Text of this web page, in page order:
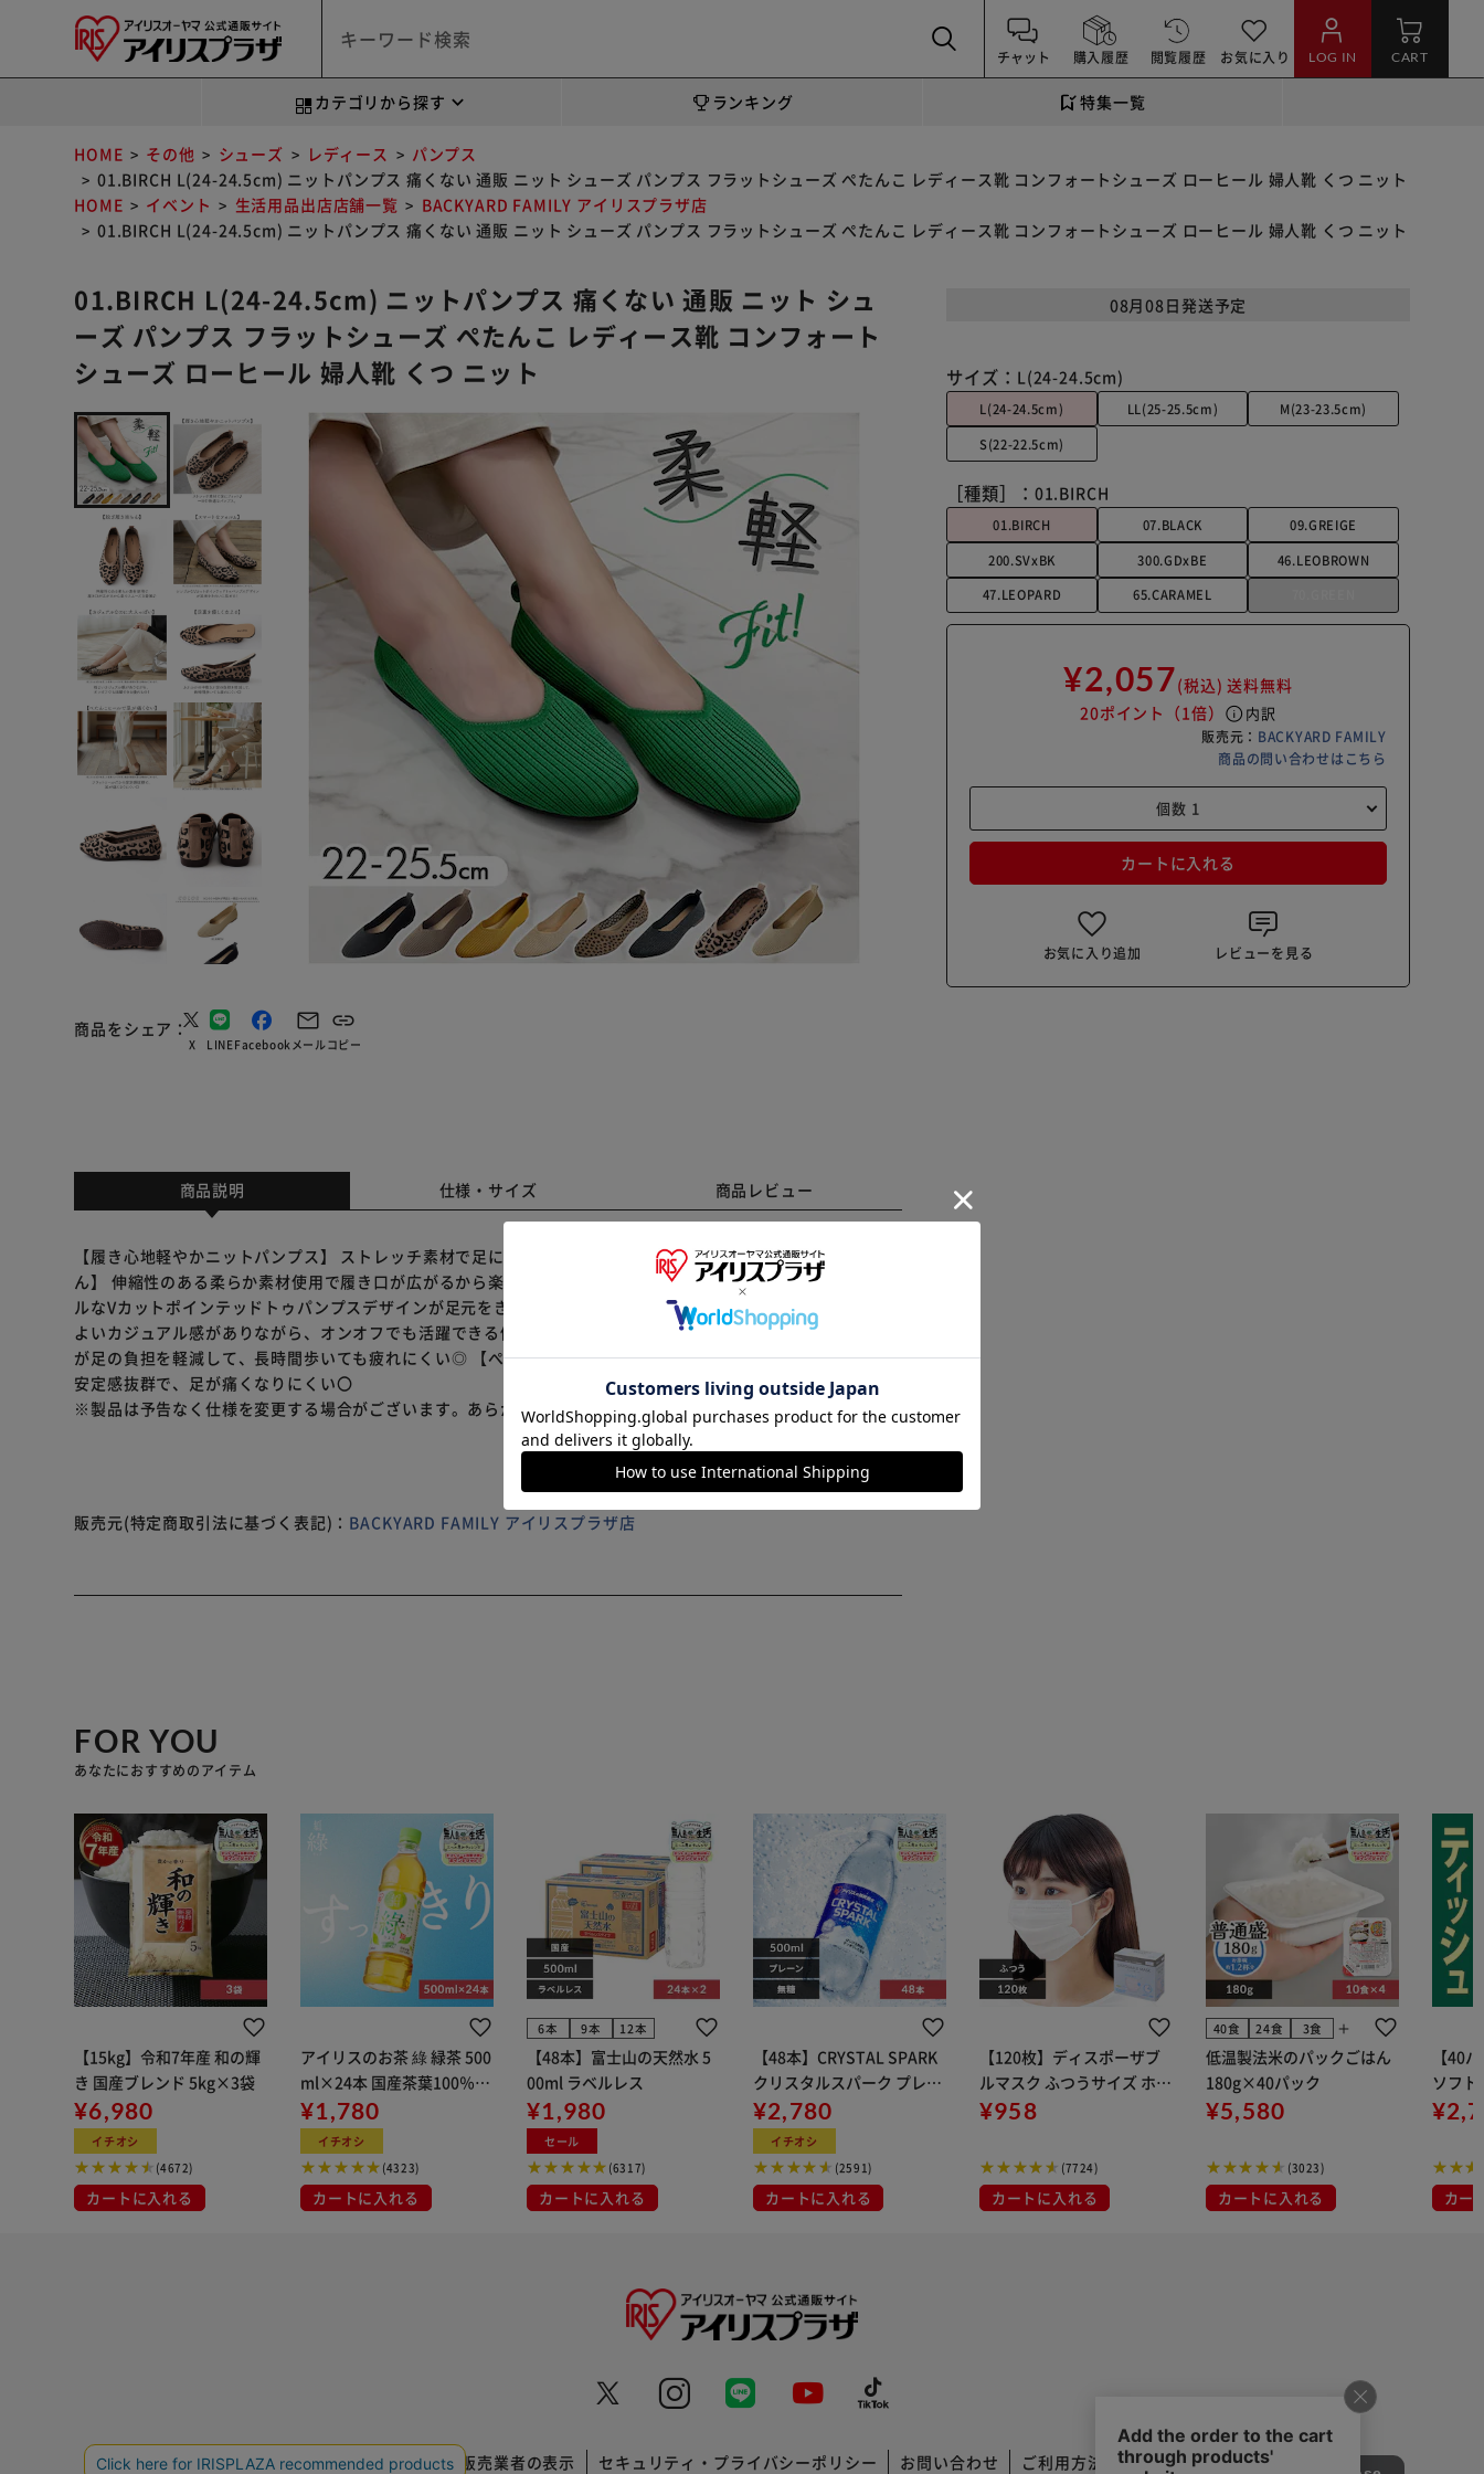
チャット 購入履歴 閲覧履歴 お気に入り LOG IN CART
カテゴリから探す ランキング 特集一覧
HOME その他 シューズ レディース
パンプス
01.BIRCH L(24-24.5cm) ニットパンプス 痛くない 通販 ニット シューズ パンプス フラットシューズ ぺたんこ レディース靴 コンフォートシューズ ローヒール 婦人靴 くつ ニット
HOME
イベント 生活用品出店店舗一覧
BACKYARD FAMILY アイリスプラザ店
01.BIRCH L(24-24.5cm) ニットパンプス 痛くない 通販 ニット シューズ パンプス フラットシューズ ぺたんこ レディース靴 コンフォートシューズ ローヒール 婦人靴 くつ ニット
01.BIRCH L(24-24.5cm) ニットパンプス 痛くない 通販 ニット シュ
ーズ パンプス フラットシューズ ぺたんこ レディース靴 コンフォート
シューズ ローヒール 婦人靴 くつ ニット
商品をシェア
X LINEFacebookメールコピー
08月08日発送予定
サイズ： L(24-24.5cm)
L(24-24.5cm) LL(25-25.5cm)
M(23-23.5cm)
S(22-22.5cm)
［種類］： 01.BIRCH
01.BIRCH 07.BLACK
09.GREIGE
200.SVxBK
300.GDxBE
46.LEOBROWN
47.LEOPARD
65.CARAMEL
¥2,057(税込) 送料無料
20ポイント （1倍） info 内訳
販売元： BACKYARD FAMILY
商品の問い合わせはこちら
カートに入れる
お気に入り追加 レビューを見る
商品説明 仕様・サイズ 商品レビュー
【履き心地軽やかニットパンプス】 ストレッチ素材で足にフィット♪一日中快適なパンプス。 【脱ぎ履き楽ち
ん】 伸縮性のある柔らか素材使用で履き口が広がるから楽々スムーズな着脱♪ 【スマートなフォルム】 シンプ
ルなVカットポインテッドトゥパンプスデザインが足元をきれいに見せる！ 【カジュアルなのに大人っぽい】 程
よいカジュアル感がありながら、オンオフでも活躍できる優れもの！ 【足裏を優しく支える】 ふかふかの中敷き
が足の負担を軽減して、長時間歩いても疲れにくい◎ 【ぺたんこヒールで足が痛くない】 フラットソールだから
安定感抜群で、足が痛くなりにくい〇
※製品は予告なく仕様を変更する場合がございます。あらかじめご了承ください。
販売元(特定商取引法に基づく表記)： BACKYARD FAMILY アイリスプラザ店
FOR YOU
あなたにおすすめのアイテム
【15kg】令和7年産 和の輝
き 国産ブレンド 5kg×3袋
¥6,980
イチオシ
(4672)
カートに入れる
アイリスのお茶 綠 緑茶 500
ml×24本 国産茶葉100％使
用
¥1,780
イチオシ
(4323)
カートに入れる
6本 9本 12本
【48本】富士山の天然水 5
00ml ラベルレス
¥1,980
セール
(6317)
カートに入れる
【48本】CRYSTAL SPARK
クリスタルスパーク プレー
ン 500ml
¥2,780
イチオシ
(2591)
カートに入れる
【120枚】ディスポーザブ
ルマスク ふつうサイズ ホワ
イト 大容量 DISPOSABLE
布
¥958
(7724)
カートに入れる
40食 24食 3食 add
低温製法米のパックごはん
180g×40パック
¥5,580
(3023)
カートに入れる
【40
ソフ
組) 5
カー
特定商取引法に基づく通信販売業者の表示 セキュリティ・プライバシーポリシー お問い合わせ ご利用方法 ご利用規約
※ご確認ください